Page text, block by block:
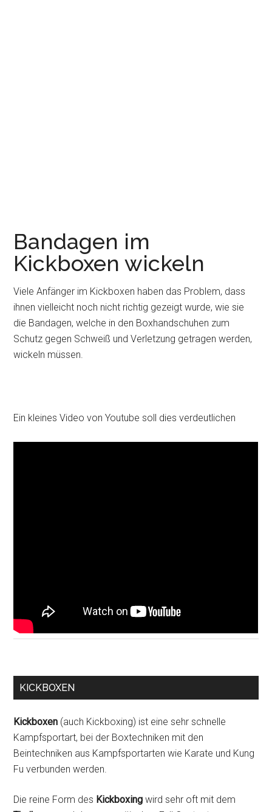
Bandagen im
Kickboxen wickeln
Viele Anfänger im Kickboxen haben das Problem, dass
ihnen vielleicht noch nicht richtig gezeigt wurde, wie sie
die Bandagen, welche in den Boxhandschuhen zum
Schutz gegen Schweiß und Verletzung getragen werden,
wickeln müssen.
Ein kleines Video von Youtube soll dies verdeutlichen
KICKBOXEN
Kickboxen (auch Kickboxing) ist eine sehr schnelle
Kampfsportart, bei der Boxtechniken mit den
Beintechniken aus Kampfsportarten wie Karate und Kung
Fu verbunden werden.
Die reine Form des Kickboxing wird sehr oft mit dem